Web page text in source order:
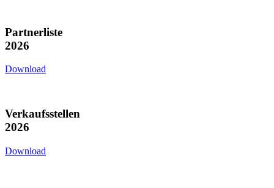
Partnerliste
2026
Download
Verkaufsstellen
2026
Download